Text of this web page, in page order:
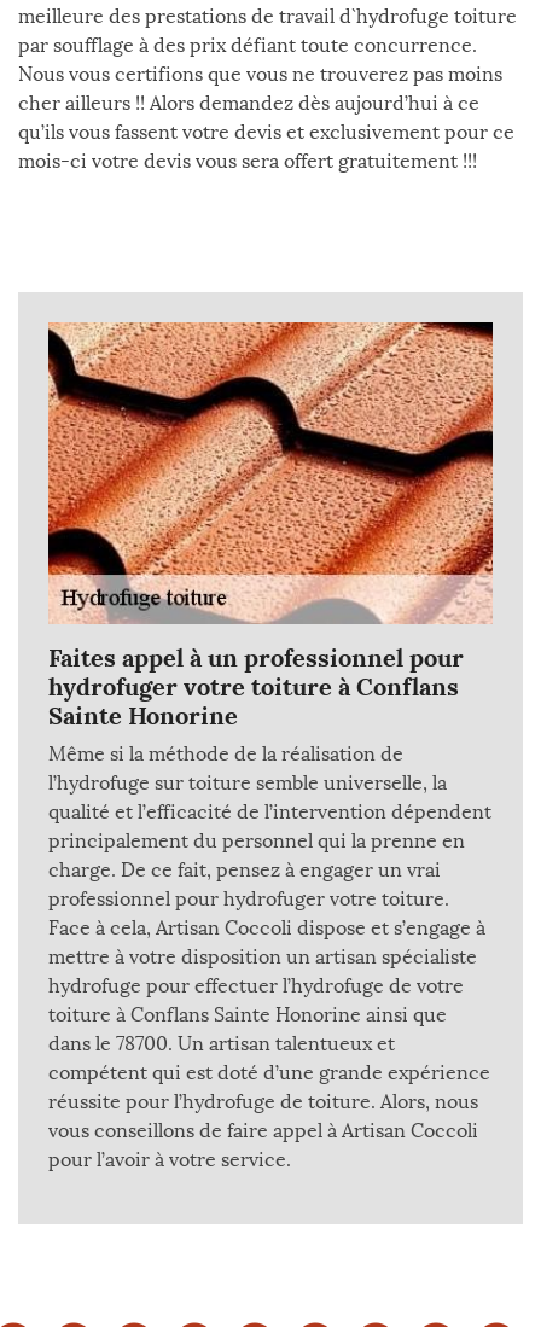
meilleure des prestations de travail d`hydrofuge toiture
par soufflage à des prix défiant toute concurrence.
Nous vous certifions que vous ne trouverez pas moins
cher ailleurs !! Alors demandez dès aujourd’hui à ce
qu’ils vous fassent votre devis et exclusivement pour ce
mois-ci votre devis vous sera offert gratuitement !!!
Faites appel à un professionnel pour
hydrofuger votre toiture à Conflans
Sainte Honorine
Même si la méthode de la réalisation de
l’hydrofuge sur toiture semble universelle, la
qualité et l’efficacité de l’intervention dépendent
principalement du personnel qui la prenne en
charge. De ce fait, pensez à engager un vrai
professionnel pour hydrofuger votre toiture.
Face à cela, Artisan Coccoli dispose et s’engage à
mettre à votre disposition un artisan spécialiste
hydrofuge pour effectuer l’hydrofuge de votre
toiture à Conflans Sainte Honorine ainsi que
dans le 78700. Un artisan talentueux et
compétent qui est doté d’une grande expérience
réussite pour l’hydrofuge de toiture. Alors, nous
vous conseillons de faire appel à Artisan Coccoli
pour l’avoir à votre service.